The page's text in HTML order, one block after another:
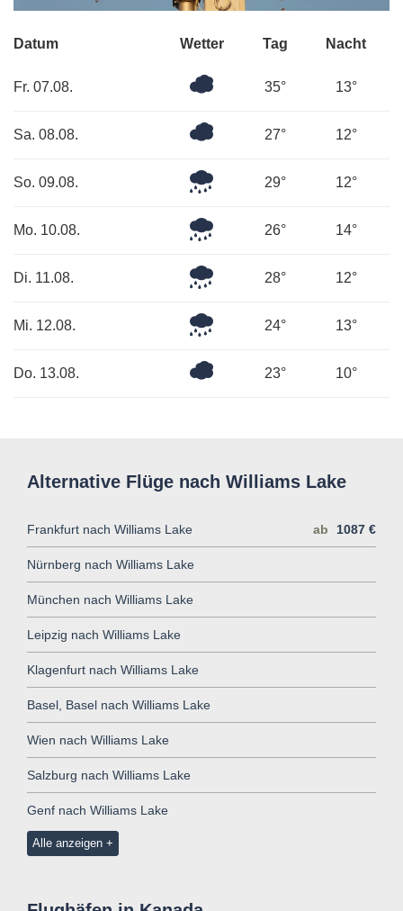
Datum Wetter Tag Nacht
Fr. 07.08. 35° 13°
Sa. 08.08. 27° 12°
So. 09.08. 29° 12°
Mo. 10.08. 26° 14°
Di. 11.08.
Mäßiger28° 12°
Mi. 12.08. 24° 13°
Do. 13.08.
Überwiegend
23° 10°
Alternative Flüge nach Williams Lake
Frankfurt nach Williams Lake ab 1087 €
Nürnberg nach Williams Lake
München nach Williams Lake
Leipzig nach Williams Lake
Klagenfurt nach Williams Lake
Basel, Basel nach Williams Lake
Wien nach Williams Lake
Salzburg nach Williams Lake
Genf nach Williams Lake
Alle anzeigen